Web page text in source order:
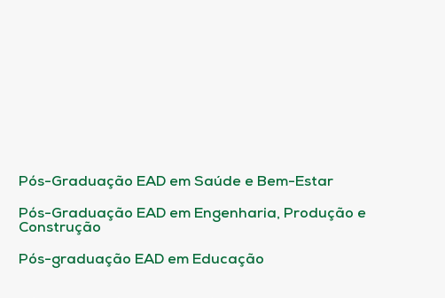
Pós-Graduação EAD em Saúde e Bem-Estar
Pós-Graduação EAD em Engenharia, Produção e
Construção
Pós-graduação EAD em Educação